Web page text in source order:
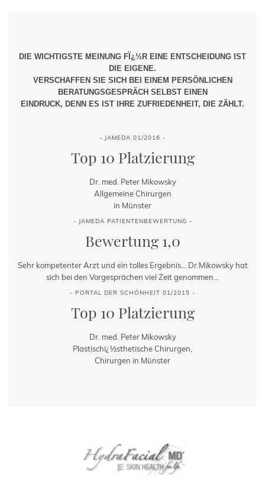
DIE WICHTIGSTE MEINUNG FÏ¿½R EINE ENTSCHEIDUNG IST
DIE EIGENE.
VERSCHAFFEN SIE SICH BEI EINEM PERSÖNLICHEN
BERATUNGSGESPRÄCH SELBST EINEN
EINDRUCK, DENN ES IST IHRE ZUFRIEDENHEIT, DIE ZÄHLT.
- JAMEDA 01/2016 -
Top 10 Platzierung
Dr. med. Peter Mikowsky
Allgemeine Chirurgen
in Münster
- JAMEDA PATIENTENBEWERTUNG -
Bewertung 1,0
Sehr kompetenter Arzt und ein tolles Ergebnis... Dr.Mikowsky hat
sich bei den Vorgesprächen viel Zeit genommen...
- PORTAL DER SCHÖNHEIT 01/2015 -
Top 10 Platzierung
Dr. med. Peter Mikowsky
Plastischï¿½sthetische Chirurgen,
Chirurgen in Münster